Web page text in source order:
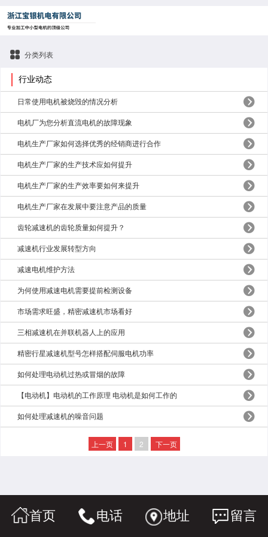
分类列表
行业动态
日常使用电机被烧毁的情况分析
电机厂为您分析直流电机的故障现象
电机生产厂家如何选择优秀的经销商进行合作
电机生产厂家的生产技术应如何提升
电机生产厂家的生产效率要如何来提升
电机生产厂家在发展中要注意产品的质量
齿轮减速机的齿轮质量如何提升？
减速机行业发展转型方向
减速电机维护方法
为何使用减速电机需要提前检测设备
市场需求旺盛，精密减速机市场看好
三相减速机在并联机器人上的应用
精密行星减速机型号怎样搭配伺服电机功率
如何处理电动机过热或冒烟的故障
【电动机】电动机的工作原理 电动机是如何工作的
如何处理减速机的噪音问题
上一页 1 2 下一页
首页 电话 地址 留言